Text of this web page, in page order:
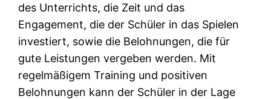
des Unterrichts, die Zeit und das
Engagement, die der Schüler in das Spielen
investiert, sowie die Belohnungen, die für
gute Leistungen vergeben werden. Mit
regelmäßigem Training und positiven
Belohnungen kann der Schüler in der Lage